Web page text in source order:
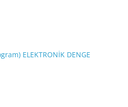
ELEKTRONİK DENGE